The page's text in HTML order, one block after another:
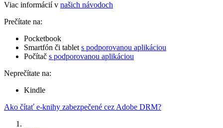
Viac informácií v našich návodoch
Prečítate na:
Pocketbook
Smartfón či tablet s podporovanou aplikáciou
Počítač s podporovanou aplikáciou
Neprečítate na:
Kindle
Ako čítať e-knihy zabezpečené cez Adobe DRM?